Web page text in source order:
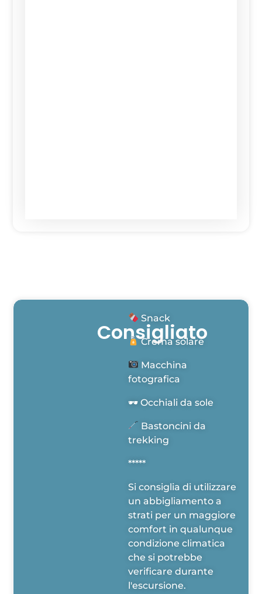
Consenso GDPR
per memorizzare e/o accedere alle informazioni del dispositivo. Il
comportamento di navigazione o ID unici su questo sito. Non
Accetta
Consigliato
Snack
Crema solare
Macchina
fotografica
🕶 Occhiali da sole
Bastoncini da
trekking
*****
Si consiglia di utilizzare
un abbigliamento a
strati per un maggiore
comfort in qualunque
condizione climatica
che si potrebbe
verificare durante
l'escursione.